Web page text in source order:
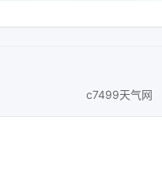
c7499天气网